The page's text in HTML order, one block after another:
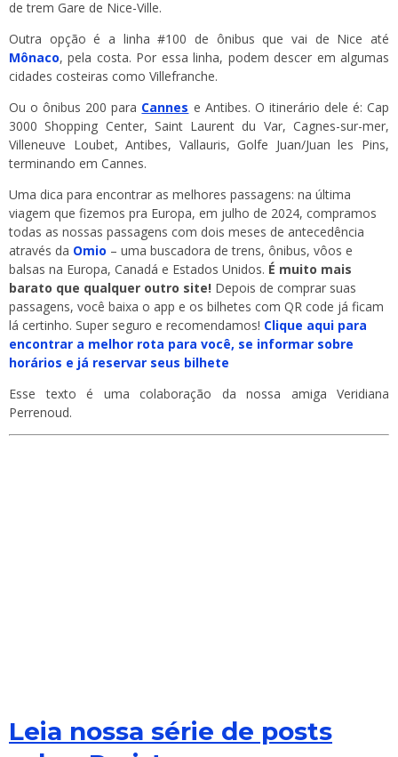
de trem Gare de Nice-Ville.
Outra opção é a linha #100 de ônibus que vai de Nice até
Mônaco, pela costa. Por essa linha, podem descer em algumas
cidades costeiras como Villefranche.
Ou o ônibus 200 para Cannes e Antibes. O itinerário dele é: Cap
3000 Shopping Center, Saint Laurent du Var, Cagnes-sur-mer,
Villeneuve Loubet, Antibes, Vallauris, Golfe Juan/Juan les Pins,
terminando em Cannes.
Uma dica para encontrar as melhores passagens: na última
viagem que fizemos pra Europa, em julho de 2024, compramos
todas as nossas passagens com dois meses de antecedência
através da Omio – uma buscadora de trens, ônibus, vôos e
balsas na Europa, Canadá e Estados Unidos. É muito mais
barato que qualquer outro site! Depois de comprar suas
passagens, você baixa o app e os bilhetes com QR code já ficam
lá certinho. Super seguro e recomendamos! Clique aqui para
encontrar a melhor rota para você, se informar sobre
horários e já reservar seus bilhete
Esse texto é uma colaboração da nossa amiga Veridiana
Perrenoud.
Leia nossa série de posts